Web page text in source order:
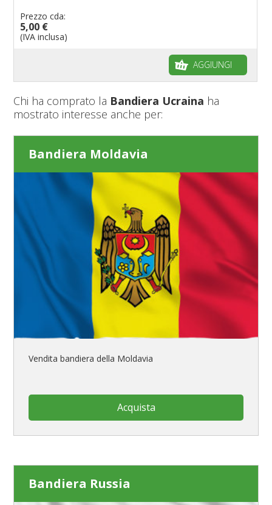
Prezzo cda:
5,00 €
(IVA inclusa)
AGGIUNGI
Chi ha comprato la Bandiera Ucraina ha
mostrato interesse anche per:
Bandiera Moldavia
Vendita bandiera della Moldavia
Acquista
Bandiera Russia